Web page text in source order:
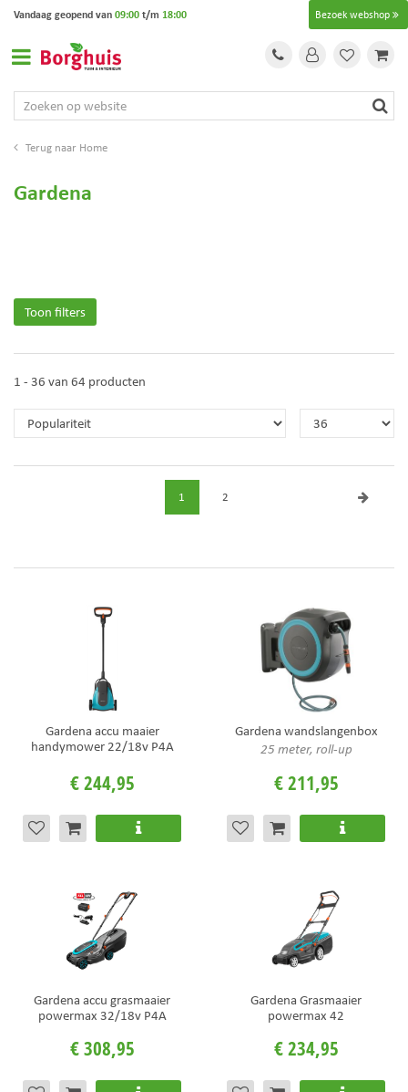
Home
Bezoek webshop
Vandaag geopend van09:00t/m 18:00
Gardena
Toon filters
1 - 36 van 64 producten
1 2
Gardena accu maaier
handymower 22/18v P4A
€244,95
Gardena wandslangenbox
25 meter, roll-up
€211,95
Gardena accu grasmaaier
powermax 32/18v P4A
€308,95
Gardena Grasmaaier
powermax 42
€234,95